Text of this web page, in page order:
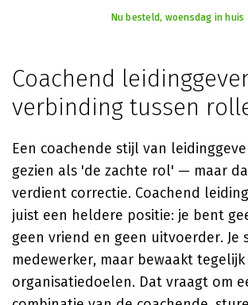
Nu besteld, woensdag in
Coachend
verbinding tussen
Een coachende stijl van
gezien als 'de zachte rol' — maar
verdient correctie. Coachend
juist een heldere positie: je bent
geen vriend en geen uitvoerder. Je
medewerker, maar bewaakt tegelijk
organisatiedoelen. Dat vraagt om